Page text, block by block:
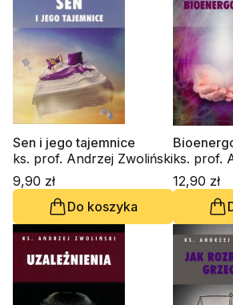
Sen i jego tajemnice
ks. prof. Andrzej Zwoliński
9,90 zł
Do koszyka
ks. prof.
12,90 zł